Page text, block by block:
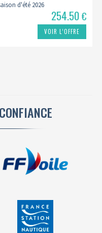
d'été 2026
254.50€
VOIR L’OFFRE